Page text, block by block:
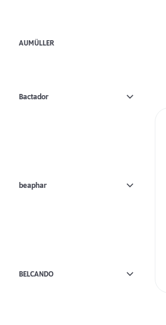
AUMÜLLER
Bactador
beaphar
BELCANDO